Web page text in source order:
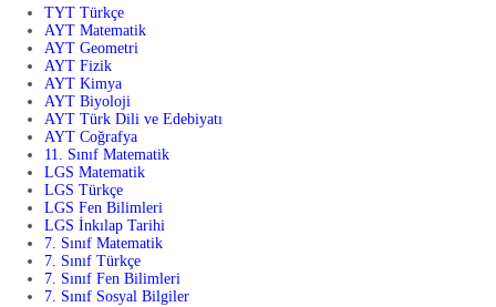
TYT Türkçe
AYT Matematik
AYT Geometri
AYT Fizik
AYT Kimya
AYT Biyoloji
AYT Türk Dili ve Edebiyatı
AYT Coğrafya
11. Sınıf Matematik
LGS Matematik
LGS Türkçe
LGS Fen Bilimleri
LGS İnkılap Tarihi
7. Sınıf Matematik
7. Sınıf Türkçe
7. Sınıf Fen Bilimleri
7. Sınıf Sosyal Bilgiler